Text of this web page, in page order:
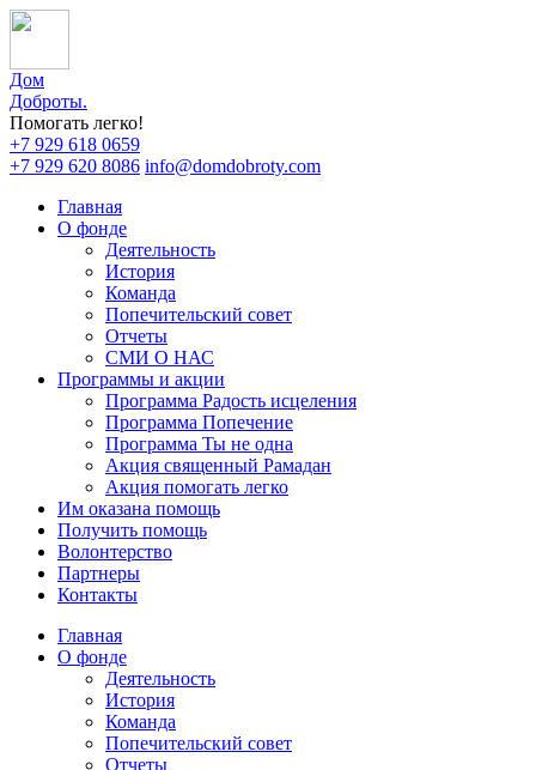
Дом
Доброты.
Помогать легко!
+7 929 618 0659
+7 929 620 8086 info@domdobroty.com
Главная
О фонде
Деятельность
История
Команда
Попечительский совет
Отчеты
СМИ О НАС
Программы и акции
Программа Радость исцеления
Программа Попечение
Программа Ты не одна
Акция священный Рамадан
Акция помогать легко
Им оказана помощь
Получить помощь
Волонтерство
Партнеры
Контакты
Главная
О фонде
Деятельность
История
Команда
Попечительский совет
Отчеты